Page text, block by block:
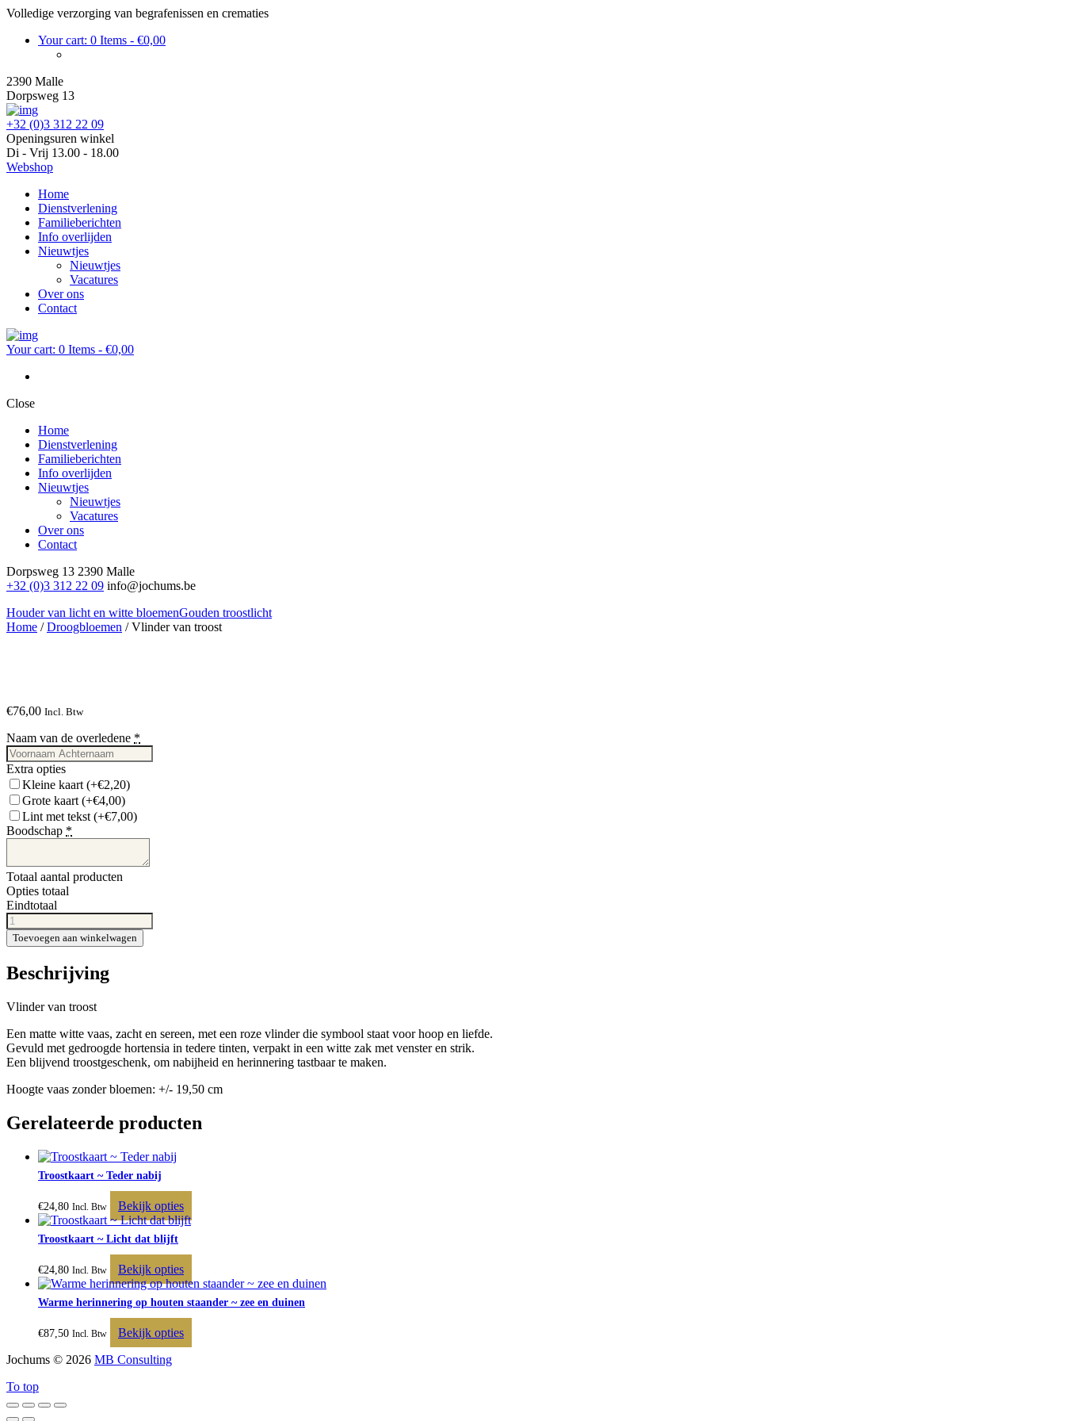
Volledige verzorging van begrafenissen en crematies
Your cart: 0 Items - €0,00
2390 Malle
Dorpsweg 13
+32 (0)3 312 22 09
Openingsuren winkel
Di - Vrij 13.00 - 18.00
Webshop
Home
Dienstverlening
Familieberichten
Info overlijden
Nieuwtjes
Nieuwtjes
Vacatures
Over ons
Contact
Your cart: 0 Items - €0,00
Close
Home
Dienstverlening
Familieberichten
Info overlijden
Nieuwtjes
Nieuwtjes
Vacatures
Over ons
Contact
Dorpsweg 13 2390 Malle
+32 (0)3 312 22 09 info@jochums.be
Houder van licht en witte bloemenGouden troostlicht
Home /Droogbloemen / Vlinder van troost
€76,00 Incl. Btw
Naam van de overledene *
Extra opties
Kleine kaart (+€2,20)
Grote kaart (+€4,00)
Lint met tekst (+€7,00)
Boodschap *
Totaal aantal producten
Opties totaal
Eindtotaal
Vlinder
van
troost
Toevoegen aan winkelwagen
Beschrijving
Vlinder van troost
Een matte witte vaas, zacht en sereen, met een roze vlinder die symbool staat voor hoop en liefde.
Gevuld met gedroogde hortensia in tedere tinten, verpakt in een witte zak met venster en strik.
Een blijvend troostgeschenk, om nabijheid en herinnering tastbaar te maken.
Hoogte vaas zonder bloemen: +/- 19,50 cm
Gerelateerde producten
Troostkaart ~ Teder nabij
€24,80 Incl. Btw Bekijk opties
Troostkaart ~ Licht dat blijft
€24,80 Incl. Btw Bekijk opties
Warme herinnering op houten staander ~ zee en duinen
€87,50 Incl. Btw
Bekijk opties
Jochums © 2026 MB Consulting
To top